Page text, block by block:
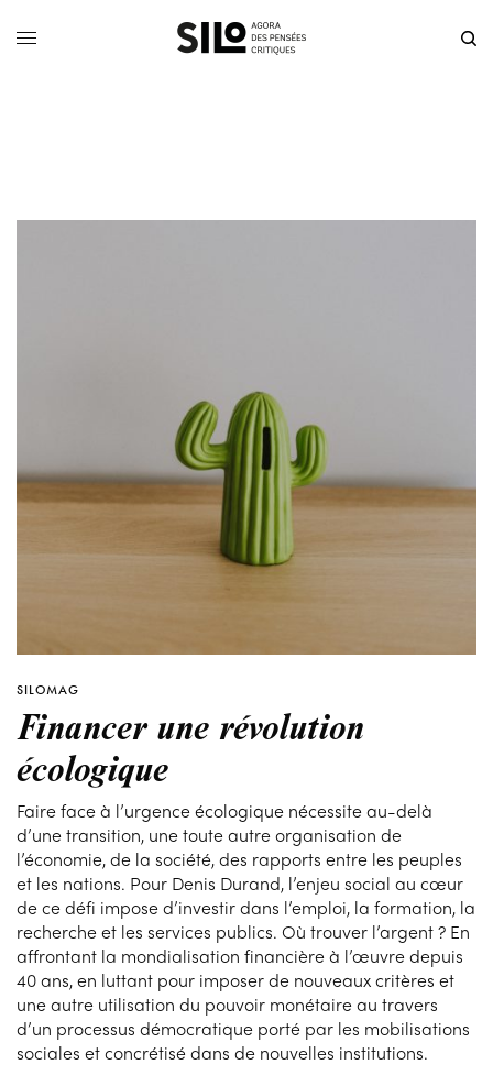
SILOMAG
Financer une révolution
écologique
Faire face à l’urgence écologique nécessite au-delà
d’une transition, une toute autre organisation de
l’économie, de la société, des rapports entre les peuples
et les nations. Pour Denis Durand, l’enjeu social au cœur
de ce défi impose d’investir dans l’emploi, la formation, la
recherche et les services publics. Où trouver l’argent ? En
affrontant la mondialisation financière à l’œuvre depuis
40 ans, en luttant pour imposer de nouveaux critères et
une autre utilisation du pouvoir monétaire au travers
d’un processus démocratique porté par les mobilisations
sociales et concrétisé dans de nouvelles institutions.